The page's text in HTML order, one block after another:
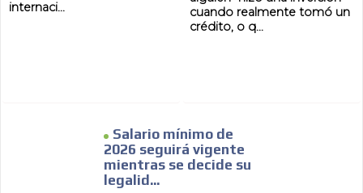
internaci...
cuando realmente tomó un
crédito, o q...
Salario mínimo de
2026 seguirá vigente
mientras se decide su
legalid...